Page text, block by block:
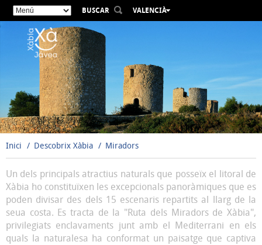
BUSCAR
VALENCIÀ
DEUTSCH
РУССКИЙ
Inici Descobrix Xàbia Miradors
Un dels principals atractius naturals que posseïx el litoral de
Xàbia ho constituïxen les excepcionals panoràmiques que es
poden divisar des dels 15 escenaris repartits al llarg de la
seua costa. Es tracta de la "Ruta dels Miradors de Xàbia",
privilegiats enclavaments junt amb el Mediterrani en els
quals la naturalesa ha conformat un paisatge que captiva